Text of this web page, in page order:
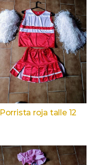
Porrista roja talle 12